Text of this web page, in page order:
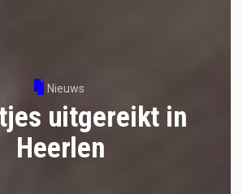
Nieuws
uitgereikt in
Heerlen